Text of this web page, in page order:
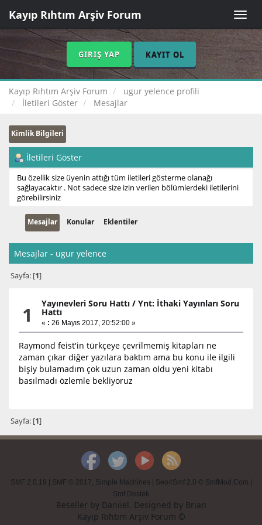
Toggle
Kayıp Rıhtım Arşiv Forum
GIRIŞ YAP KAYIT OL
Kayıp Rıhtım Arşiv Forum
ugur yelence profili
İletileri Göster
Mesajlar
Kimlik Bilgileri
İletileri Göster
Bu özellik size üyenin attığı tüm iletileri gösterme olanağı
sağlayacaktır . Not sadece size izin verilen bölümlerdeki iletilerini
görebilirsiniz
Mesajlar Konular Eklentiler
Mesajlar - ugur yelence
Sayfa: [1]
1 Yayınevleri Soru Hattı /Ynt: İthaki Yayınları Soru
Hattı
« : 26 Mayıs 2017, 20:52:00 »
Raymond feist'in türkçeye çevrilmemiş kitapları ne
zaman çıkar diğer yazılara baktım ama bu konu ile ilgili
bişiy bulamadım çok uzun zaman oldu yeni kitabı
basılmadı özlemle bekliyoruz
Sayfa: [1]
SMF 2.0.19 | SMF © 2017 Simple Machines | Seo4Smf 2.0 © SmfMod.Com |
Smf Destek
Reseller by Daniiel. Designed by Brian
Kayıp Rıhtım Arşiv Forum ©